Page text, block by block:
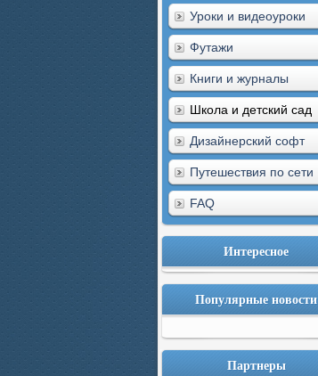
Уроки и видеоуроки
Футажи
Книги и журналы
Школа и детский сад
Дизайнерский софт
Путешествия по сети
FAQ
Интересное
Популярные новости
Партнеры